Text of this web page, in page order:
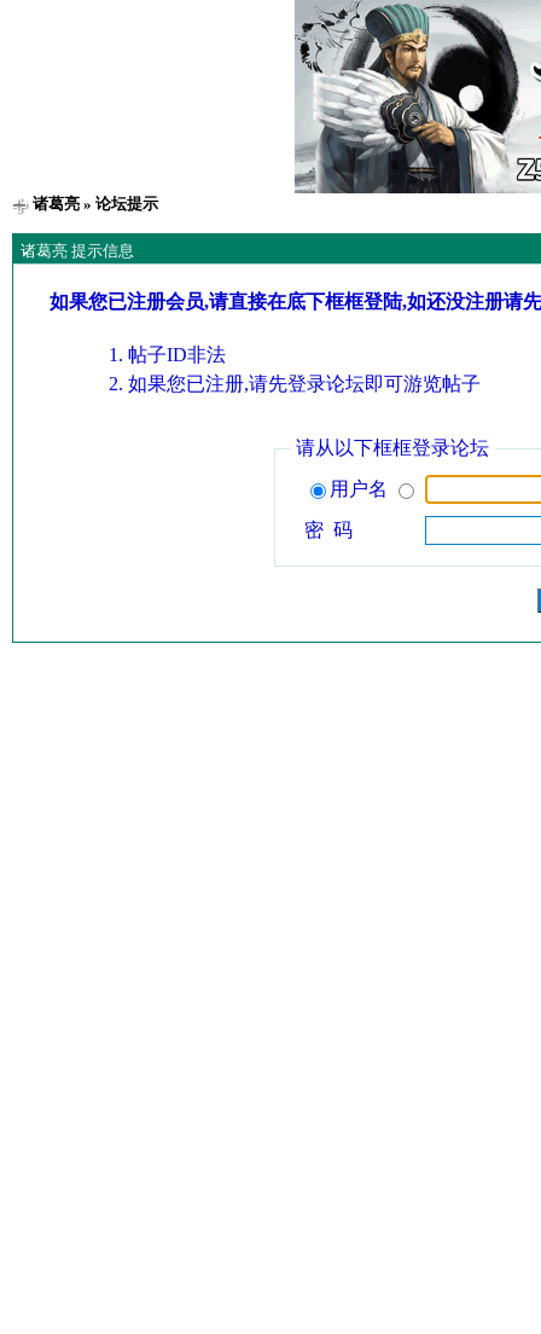
诸葛亮» 论坛提示
诸葛亮 提示信息
如果您已注册会员,请直接在底下框框登陆,如还没注册请
帖子ID非法
如果您已注册,请先登录论坛即可游览帖子
请从以下框框登录论坛
用户名
密 码